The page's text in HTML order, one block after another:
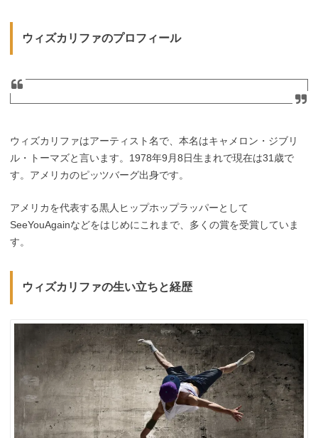
ウィズカリファのプロフィール
ウィズカリファはアーティスト名で、本名はキャメロン・ジブリ
ル・トーマズと言います。1978年9月8日生まれで現在は31歳で
す。アメリカのピッツバーグ出身です。
アメリカを代表する黒人ヒップホップラッパーとして
SeeYouAgainなどをはじめにこれまで、多くの賞を受賞していま
す。
ウィズカリファの生い立ちと経歴